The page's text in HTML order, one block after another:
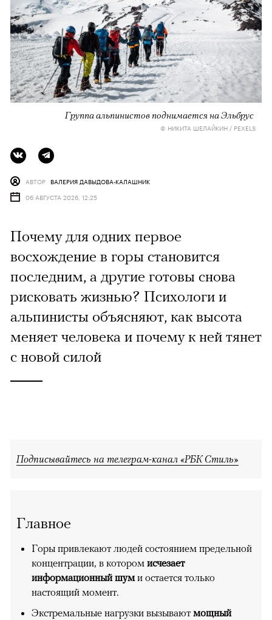
Группа альпинистов поднимается на Эльбрус
© НИКИТА ШЕЛАЙКИН / PEXELS
АВТОР ВАЛЕРИЯ ДАВЫДОВА-КАЛАШНИК
06 АВГУСТА 2026, 12:25
Почему для одних первое
восхождение в горы становится
последним, а другие готовы снова
рисковать жизнью? Психологи и
альпинисты объясняют, как высота
меняет человека и почему к ней тянет
с новой силой
Подписывайтесь на телеграм-канал «РБК Стиль»
Главное
Горы привлекают людей состоянием предельной
концентрации, в котором исчезает
информационный шуми остается только
настоящий момент.
Экстремальные нагрузки вызывают мощный